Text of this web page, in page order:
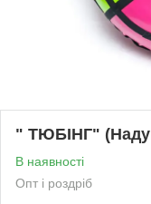
" TЮБІНГ"
В наявності
Опт і роздріб